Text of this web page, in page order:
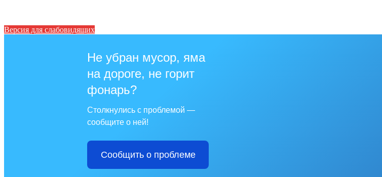
Версия для слабовидящих
Не убран мусор, яма
на дороге, не горит
фонарь?
Столкнулись с проблемой —
сообщите о ней!
Сообщить о проблеме